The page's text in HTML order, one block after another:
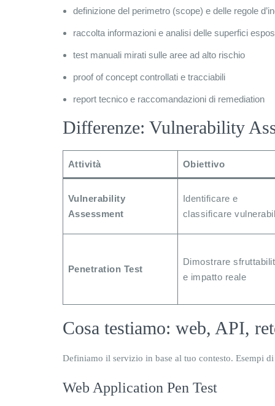
definizione del perimetro (scope) e delle regole
raccolta informazioni e analisi delle superfici
test manuali mirati sulle aree ad alto rischio
proof of concept controllati e tracciabili
report tecnico e raccomandazioni di remediation
Differenze: Vulnerability
Attività Obiettivo
Vulnerability
Assessment
Identificare e
classificare
Penetration Test
Dimostrare
e impatto reale
Cosa testiamo: web, API,
Definiamo il servizio in base al tuo contesto. Esempi
Web Application Pen Test